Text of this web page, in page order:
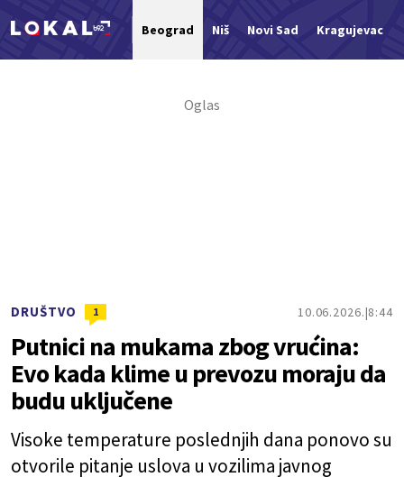
Beograd Niš Novi Sad Kragujevac
DRUŠTVO 1 10.06.2026. 8:44
Putnici na mukama zbog vrućina:
Evo kada klime u prevozu moraju da
budu uključene
Visoke temperature poslednjih dana ponovo su
otvorile pitanje uslova u vozilima javnog